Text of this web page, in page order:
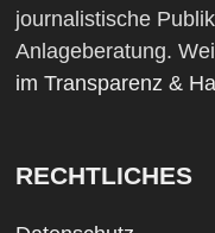
journalistische
Anlageberatung.
im Transparenz &
RECHTLICHES